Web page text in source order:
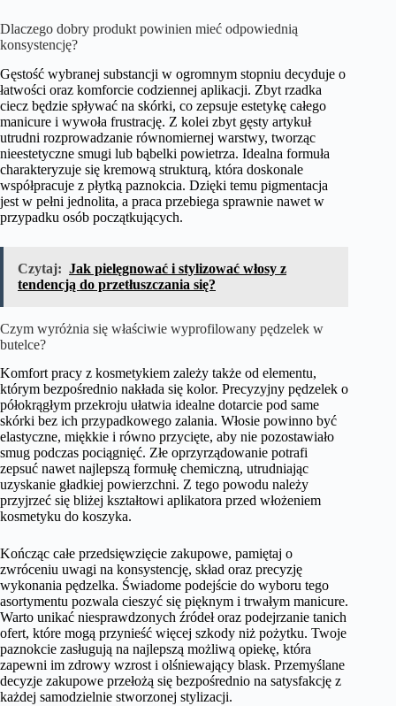
Dlaczego dobry produkt powinien mieć odpowiednią
konsystencję?
Gęstość wybranej substancji w ogromnym stopniu decyduje o
łatwości oraz komforcie codziennej aplikacji. Zbyt rzadka
ciecz będzie spływać na skórki, co zepsuje estetykę całego
manicure i wywoła frustrację. Z kolei zbyt gęsty artykuł
utrudni rozprowadzanie równomiernej warstwy, tworząc
nieestetyczne smugi lub bąbelki powietrza. Idealna formuła
charakteryzuje się kremową strukturą, która doskonale
współpracuje z płytką paznokcia. Dzięki temu pigmentacja
jest w pełni jednolita, a praca przebiega sprawnie nawet w
przypadku osób początkujących.
Czytaj: Jak pielęgnować i stylizować włosy z
tendencją do przetłuszczania się?
Czym wyróżnia się właściwie wyprofilowany pędzelek w
butelce?
Komfort pracy z kosmetykiem zależy także od elementu,
którym bezpośrednio nakłada się kolor. Precyzyjny pędzelek o
półokrągłym przekroju ułatwia idealne dotarcie pod same
skórki bez ich przypadkowego zalania. Włosie powinno być
elastyczne, miękkie i równo przycięte, aby nie pozostawiało
smug podczas pociągnięć. Złe oprzyrządowanie potrafi
zepsuć nawet najlepszą formułę chemiczną, utrudniając
uzyskanie gładkiej powierzchni. Z tego powodu należy
przyjrzeć się bliżej kształtowi aplikatora przed włożeniem
kosmetyku do koszyka.
Kończąc całe przedsięwzięcie zakupowe, pamiętaj o
zwróceniu uwagi na konsystencję, skład oraz precyzję
wykonania pędzelka. Świadome podejście do wyboru tego
asortymentu pozwala cieszyć się pięknym i trwałym manicure.
Warto unikać niesprawdzonych źródeł oraz podejrzanie tanich
ofert, które mogą przynieść więcej szkody niż pożytku. Twoje
paznokcie zasługują na najlepszą możliwą opiekę, która
zapewni im zdrowy wzrost i olśniewający blask. Przemyślane
decyzje zakupowe przełożą się bezpośrednio na satysfakcję z
każdej samodzielnie stworzonej stylizacji.